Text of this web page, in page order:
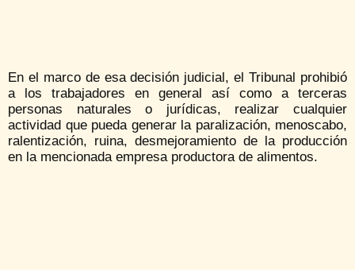
En el marco de esa decisión judicial, el Tribunal prohibió
a los trabajadores en general así como a terceras
personas naturales o jurídicas, realizar cualquier
actividad que pueda generar la paralización, menoscabo,
ralentización, ruina, desmejoramiento de la producción
en la mencionada empresa productora de alimentos.